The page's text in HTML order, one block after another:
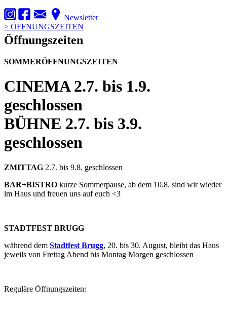
Newsletter
> ÖFFNUNGSZEITEN
Öffnungszeiten
SOMMERÖFFNUNGSZEITEN
CINEMA2.7. bis 1.9.
geschlossen
BÜHNE 2.7. bis 3.9.
geschlossen
ZMITTAG 2.7. bis 9.8. geschlossen
BAR+BISTRO kurze Sommerpause, ab dem 10.8. sind wir wieder
im Haus und freuen uns auf euch <3
STADTFEST BRUGG
während dem Stadtfest Brugg, 20. bis 30. August, bleibt das Haus
jeweils von Freitag Abend bis Montag Morgen geschlossen
Reguläre Öffnungszeiten: